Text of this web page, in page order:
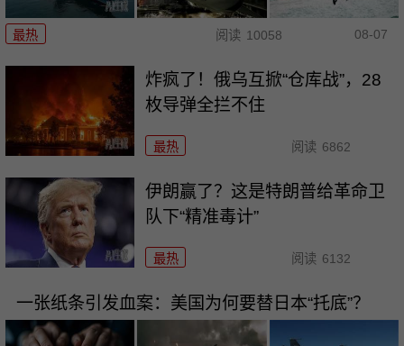
最热 阅读 10058 08-07
炸疯了！俄乌互掀“仓库战”，28
枚导弹全拦不住
最热 阅读 6862
伊朗赢了？这是特朗普给革命卫
队下“精准毒计”
最热 阅读 6132
一张纸条引发血案：美国为何要替日本“托底”？